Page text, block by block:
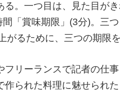
。一つ目は、見た目が
「賞味期限」(3分)。三
るために、三つの期限
リーランスで記者の仕
られた料理に魅せられた